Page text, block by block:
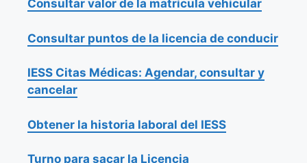
Consultar valor de la matrícula vehicular
Consultar puntos de la licencia de conducir
IESS Citas Médicas: Agendar, consultar y
cancelar
Obtener la historia laboral del IESS
Turno para sacar la Licencia